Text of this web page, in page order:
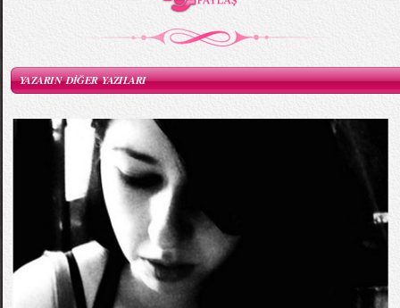
YAZARIN DİĞER YAZILARI